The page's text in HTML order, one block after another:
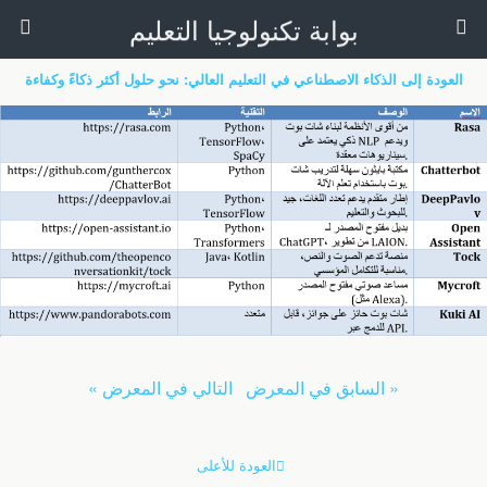
بوابة تكنولوجيا التعليم
العودة إلى الذكاء الاصطناعي في التعليم العالي: نحو حلول أكثر ذكاءً وكفاءة
« السابق في المعرض التالي في المعرض »
العودة للأعلى